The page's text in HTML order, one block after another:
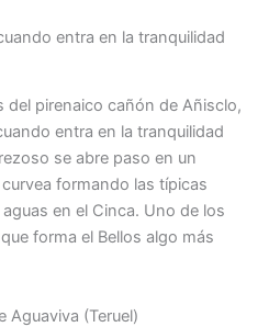
entra en la tranquilidad
del pirenaico cañón de Añisclo,
entra en la tranquilidad
se abre paso en un
formando las típicas
en el Cinca. Uno de los
forma el Bellos algo más
Aguaviva (Teruel)